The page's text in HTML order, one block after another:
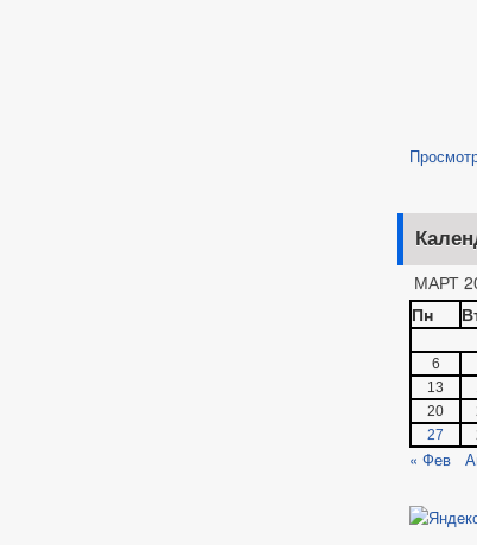
МАРТ
Пн
6
13
20
27
« Фев